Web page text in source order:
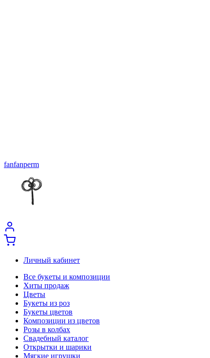
fanfanperm
Личный кабинет
Все букеты и композиции
Хиты продаж
Цветы
Букеты из роз
Букеты цветов
Композиции из цветов
Розы в колбах
Свадебный каталог
Открытки и шарики
Мягкие игрушки